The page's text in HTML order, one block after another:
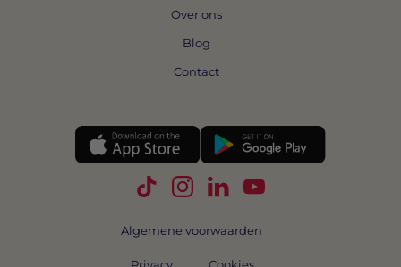
Over ons
Blog
Contact
Volg Swipe4Work op TikTok
Volg Swipe4Work op
Volg Swipe4Work op
Volg Swipe4Work
Algemene voorwaarden